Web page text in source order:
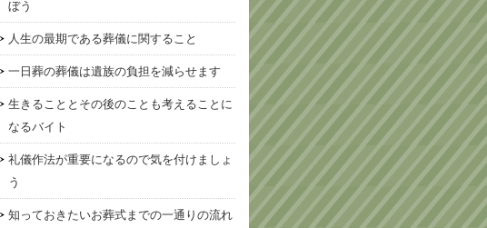
ぼう
人生の最期である葬儀に関すること
一日葬の葬儀は遺族の負担を減らせます
生きることとその後のことも考えることに
なるバイト
礼儀作法が重要になるので気を付けましょ
う
知っておきたいお葬式までの一通りの流れ